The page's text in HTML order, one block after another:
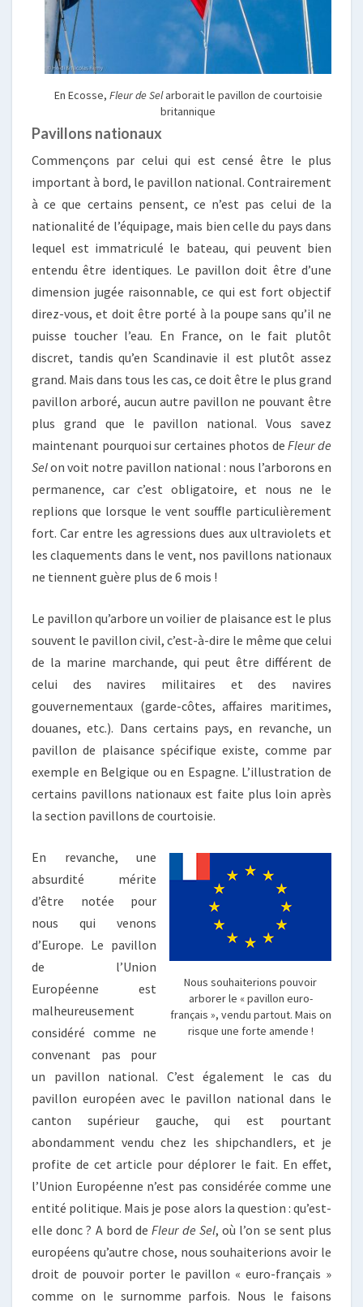
En Ecosse, Fleur de Selarborait le pavillon de courtoisie
britannique
Pavillons nationaux
Commençons par celui qui est censé être le plus
important à bord, le pavillon national. Contrairement
à ce que certains pensent, ce n’est pas celui de la
nationalité de l’équipage, mais bien celle du pays dans
lequel est immatriculé le bateau, qui peuvent bien
entendu être identiques. Le pavillon doit être d’une
dimension jugée raisonnable, ce qui est fort objectif
direz-vous, et doit être porté à la poupe sans qu’il ne
puisse toucher l’eau. En France, on le fait plutôt
discret, tandis qu’en Scandinavie il est plutôt assez
grand. Mais dans tous les cas, ce doit être le plus grand
pavillon arboré, aucun autre pavillon ne pouvant être
plus grand que le pavillon national. Vous savez
maintenant pourquoi sur certaines photos deFleur de
Selon voit notre pavillon national : nous l’arborons en
permanence, car c’est obligatoire, et nous ne le
replions que lorsque le vent souffle particulièrement
fort. Car entre les agressions dues aux ultraviolets et
les claquements dans le vent, nos pavillons nationaux
ne tiennent guère plus de 6 mois !
Le pavillon qu’arbore un voilier de plaisance est le plus
souvent le pavillon civil, c’est-à-dire le même que celui
de la marine marchande, qui peut être différent de
celui des navires militaires et des navires
gouvernementaux (garde-côtes, affaires maritimes,
douanes, etc.). Dans certains pays, en revanche, un
pavillon de plaisance spécifique existe, comme par
exemple en Belgique ou en Espagne. L’illustration de
certains pavillons nationaux est faite plus loin après
la section pavillons de courtoisie.
Nous souhaiterions pouvoir
arborer le « pavillon euro-
français », vendu partout. Mais on
risque une forte amende !
En revanche, une
absurdité mérite
d’être notée pour
nous qui venons
d’Europe. Le pavillon
de l’Union
Européenne est
malheureusement
considéré comme ne
convenant pas pour
un pavillon national. C’est également le cas du
pavillon européen avec le pavillon national dans le
canton supérieur gauche, qui est pourtant
abondamment vendu chez les shipchandlers, et je
profite de cet article pour déplorer le fait. En effet,
l’Union Européenne n’est pas considérée comme une
entité politique. Mais je pose alors la question : qu’est-
elle donc ? A bord deFleur de Sel, où l’on se sent plus
européens qu’autre chose, nous souhaiterions avoir le
droit de pouvoir porter le pavillon « euro-français »
comme on le surnomme parfois. Nous le faisons